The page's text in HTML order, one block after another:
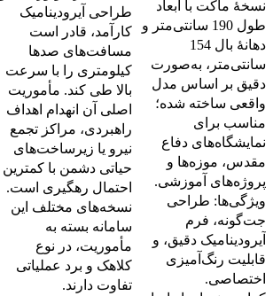
نسخهٔ ماکت با ابعاد
طول 190 سانتی‌متر و
دهانهٔ بال 154
سانتی‌متر، به‌صورت
دقیق بر اساس مدل
واقعی ساخته شده؛
مناسب برای
نمایشگاه‌های دفاع
مقدس، موزه‌ها و
پروژه‌های آموزشی.
ویژگی‌ها: طراحی
جت‌گونه، فرم
آیرودینامیک دقیق، و
قابلیت رنگ‌آمیزی
اختصاصی.
طراحی آیرودینامیک
کارآمد، قادر است
مسافت‌های صدها
کیلومتری را با سرعت
بالا طی کند. مأموریت
اصلی آن انهدام اهداف
راهبردی، مراکز تجمع
نیرو یا زیرساخت‌های
حیاتی دشمن با کمترین
احتمال رهگیری است.
نسخه‌های مختلف این
سامانه بسته به
مأموریت، در نوع
کلاهک و برد عملیاتی
تفاوت دارند.